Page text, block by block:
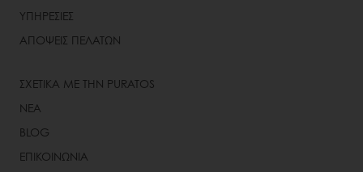
ΥΠΗΡΕΣΙΕΣ
ΑΠΟΨΕΙΣ ΠΕΛΑΤΩΝ
ΣΧΕΤΙΚΑ ΜΕ ΤΗΝ PURATOS
ΝΕΑ
BLOG
ΕΠΙΚΟΙΝΩΝΙΑ